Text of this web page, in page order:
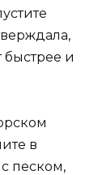
быстрее и
в
песком,